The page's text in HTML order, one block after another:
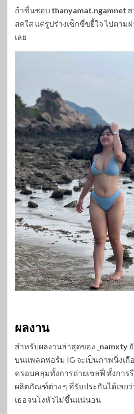
ถ้าชื่นชอบ thanyamat.ngamnet
สดใส แต่รูปร่างเซ็กซี่ขยี้ใจ ไปตาม
เลย
ผลงาน
สำหรับผลงานล่าสุดของ _namxty
บนแพลตฟอร์ม IG จะเป็นภาพนิ่งเกื
ครอบคลุมทั้งการถ่ายเซลฟี่ ทั้งการ
ผลิตภัณฑ์ต่าง ๆ ที่รับประกันได้เลย
เธอจนโงหัวไม่ขึ้นแน่นอน